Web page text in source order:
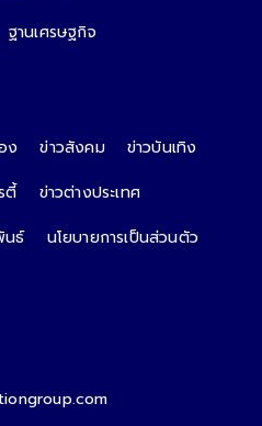
ฐานเศรษฐกิจ
ง ข่าวสังคม
ข่าวบันเทิง
ตี้
ข่าวต่างประเทศ
นธ์ นโยบายการเป็นส่วนตัว